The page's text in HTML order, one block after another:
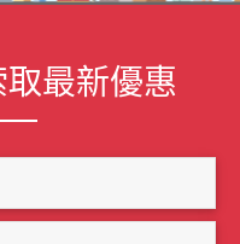
最新優惠